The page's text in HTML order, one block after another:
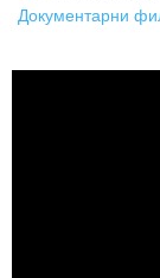
on
Документарни